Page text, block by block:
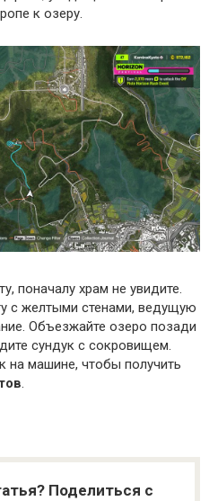
к озеру.
поначалу храм не увидите.
с желтыми стенами, ведущую
Объезжайте озеро позади
сундук с сокровищем.
на машине, чтобы получить
.
Поделиться с